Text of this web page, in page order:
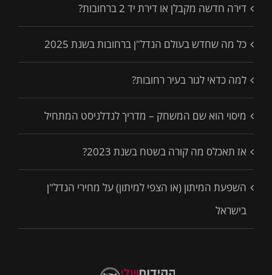
דירה חדשה מקבלן או דירת יד 2 ברחובות?
כל מה שחדש בעולם הנדל"ן ברחובות בשנת 2025
למה כדאי לגור בעיר רחובות?
מיסוי הוא שם המשחק – מדריך לנדלניסט המתחיל
אז תאכלס מה קורה בשטח בשנת 2023?
השפעת המיתון (או הצפי למיתון) על מחירי הנדל"ן
בישראל